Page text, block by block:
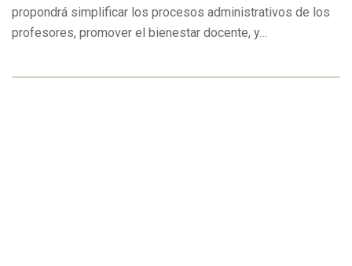
propondrá simplificar los procesos administrativos de los
profesores, promover el bienestar docente, y…